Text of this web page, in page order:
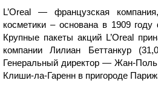
L’Oreal — французская
косметики – основана в 1909
Крупные пакеты акций L’Oreal
компании Лилиан Беттанкур
Генеральный директор — Жан-
Клиши-ла-Гаренн в пригороде